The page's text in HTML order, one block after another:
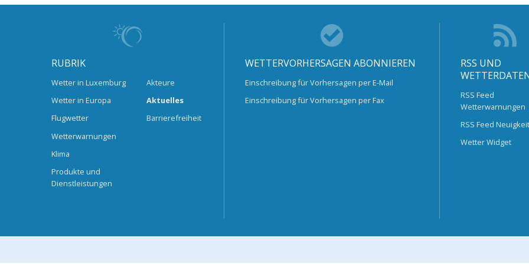
RUBRIK
Wetter in Luxemburg
Wetter in Europa
Flugwetter
Wetterwarnungen
Klima
Produkte und
Dienstleistungen
Akteure
Aktuelles
Barrierefreiheit
WETTERVORHERSAGEN ABONNIEREN
Einschreibung für Vorhersagen per E-Mail
Einschreibung für Vorhersagen per Fax
RSS UND
RSS Feed
Wetterwarnungen
RSS Feed
Wetter Widget